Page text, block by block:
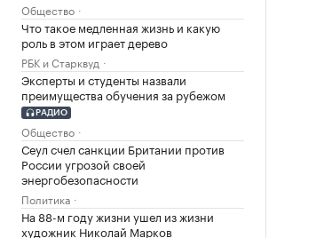
Общество
Что такое медленная жизнь и какую
роль в этом играет дерево
РБК и Старквуд
Эксперты и студенты назвали
преимущества обучения за рубежом
РАДИО
Общество
Сеул счел санкции Британии против
России угрозой своей
энергобезопасности
Политика
На 88-м году жизни ушел из жизни
художник Николай Марков